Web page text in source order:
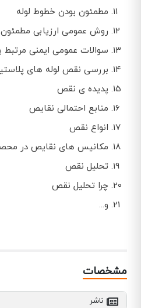
مطمئون بودن خطوط لوله
روش عمومی ارزیابی
سوالات عمومی ایمنی
بررسی نقص لوله های
پدیده ی نقص
منابع احتمالی نقایص
انواع نقص
مکانیس های نقایص در
تحلیل نقص
چرا تحلیل نقص
و...
مشخصات
ناشر